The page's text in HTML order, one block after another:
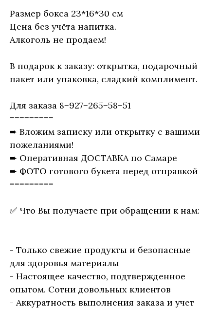
Размер бокса 23*16*30 см
Цена без учёта напитка.
Алкоголь не продаем!
В подарок к заказу: открытка, подарочный
пакет или упаковка, сладкий комплимент.
Для заказа 8−927−265−58−51
=========
➨ Вложим записку или открытку с вашими
пожеланиями!
➨ Оперативная ДОСТАВКА по Самаре
➨ ФОТО готового букета перед отправкой
=========
✅ Что Вы получаете при обращении к нам:
- Только свежие продукты и безопасные
для здоровья материалы
- Настоящее качество, подтвержденное
опытом. Сотни довольных клиентов
- Аккуратность выполнения заказа и учет